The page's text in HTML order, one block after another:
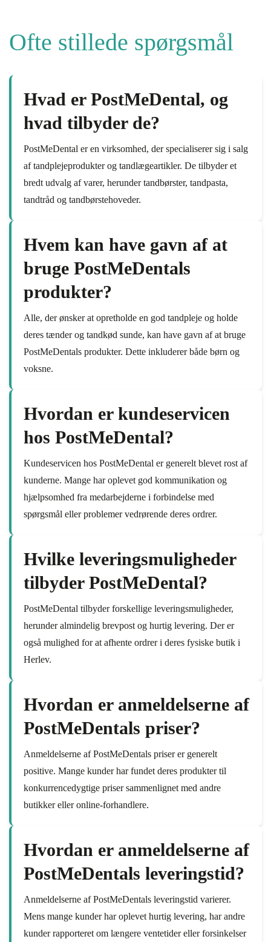
Ofte stillede spørgsmål
Hvad er PostMeDental, og
hvad tilbyder de?
PostMeDental er en virksomhed, der specialiserer sig i salg
af tandplejeprodukter og tandlægeartikler. De tilbyder et
bredt udvalg af varer, herunder tandbørster, tandpasta,
tandtråd og tandbørstehoveder.
Hvem kan have gavn af at
bruge PostMeDentals
produkter?
Alle, der ønsker at opretholde en god tandpleje og holde
deres tænder og tandkød sunde, kan have gavn af at bruge
PostMeDentals produkter. Dette inkluderer både børn og
voksne.
Hvordan er kundeservicen
hos PostMeDental?
Kundeservicen hos PostMeDental er generelt blevet rost af
kunderne. Mange har oplevet god kommunikation og
hjælpsomhed fra medarbejderne i forbindelse med
spørgsmål eller problemer vedrørende deres ordrer.
Hvilke leveringsmuligheder
tilbyder PostMeDental?
PostMeDental tilbyder forskellige leveringsmuligheder,
herunder almindelig brevpost og hurtig levering. Der er
også mulighed for at afhente ordrer i deres fysiske butik i
Herlev.
Hvordan er anmeldelserne af
PostMeDentals priser?
Anmeldelserne af PostMeDentals priser er generelt
positive. Mange kunder har fundet deres produkter til
konkurrencedygtige priser sammenlignet med andre
butikker eller online-forhandlere.
Hvordan er anmeldelserne af
PostMeDentals leveringstid?
Anmeldelserne af PostMeDentals leveringstid varierer.
Mens mange kunder har oplevet hurtig levering, har andre
kunder rapporteret om længere ventetider eller forsinkelser